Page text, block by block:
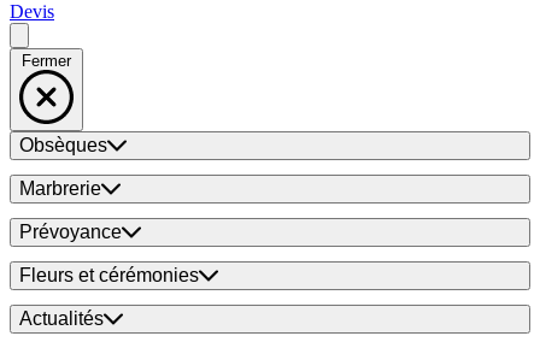
Devis
Fermer
Obsèques
Marbrerie
Prévoyance
Fleurs et cérémonies
Actualités